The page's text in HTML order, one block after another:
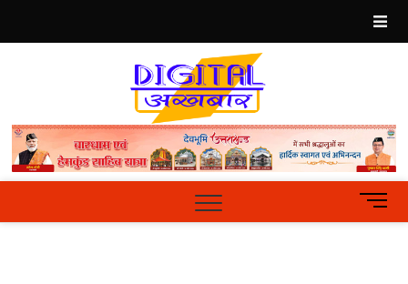
content
Hindi
News
PortalM
e